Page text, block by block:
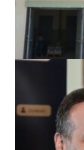
ΤΟΠΙΚΗ ΑΥΤΟΔΙΟΙΚΗΣΗ
Δήμος
συντήρησης
εγκαταστάσεις